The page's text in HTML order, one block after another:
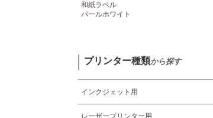
和紙ラベル
パールホワイト
プリンター種類から探す
インクジェット用
レーザープリンター用